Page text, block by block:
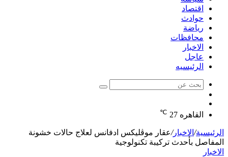
اقتصاد
حوادث
رياضة
محافظات
الاخبار
عاجل
الرئيسيه
بحث
عشوائي
القاهره 27
℃
الرئيسية/ الاخبار/عقار موڤليكس ادفانس لعلاج حالات خشونة
المفاصل بأحدث تركيبة تكنولوجية
الاخبار